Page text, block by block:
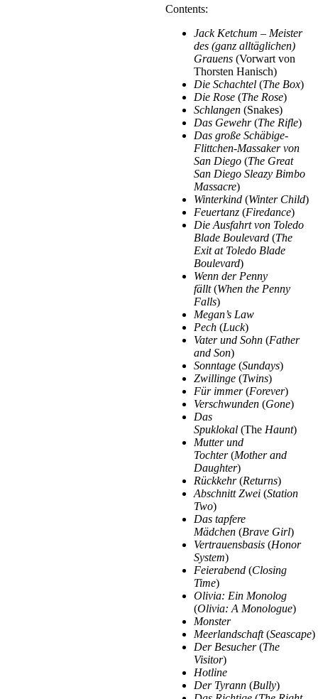
Contents:
Jack Ketchum – Meister
des (ganz alltäglichen)
Grauens (Vorwart von
Thorsten Hanisch)
Die Schachtel (The Box)
Die Rose (The Rose)
Schlangen (Snakes)
Das Gewehr(The Rifle)
Das große Schäbige-
Flittchen-Massaker von
San Diego(The Great
San Diego Sleazy Bimbo
Massacre)
Winterkind(Winter Child)
Feuertanz (Firedance)
Die Ausfahrt von Toledo
Blade Boulevard(The
Exit at Toledo Blade
Boulevard)
Wenn der Penny
fällt(When the Penny
Falls)
Megan’s Law
Pech (Luck)
Vater und Sohn (Father
and Son)
Sonntage (Sundays)
Zwillinge(Twins)
Für immer(Forever)
Verschwunden (Gone)
Das
Spuklokal (The Haunt)
Mutter und
Tochter(Mother and
Daughter)
Rückkehr(Returns)
Abschnitt Zwei (Station
Two)
Das tapfere
Mädchen (Brave Girl)
Vertrauensbasis (Honor
System)
Feierabend (Closing
Time)
Olivia: Ein Monolog
(Olivia: A Monologue)
Monster
Meerlandschaft(Seascape)
Der Besucher(The
Visitor)
Hotline
Der Tyrann (Bully)